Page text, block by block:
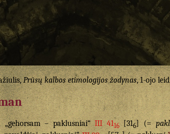
Prūsų kalbos etimologijos žodynas, 1-ojo
„gehorsam – paklusniai“III 4116[316] (=